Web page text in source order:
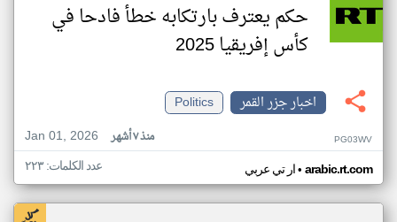
حكم يعترف بارتكابه خطأ فادحا في
كأس إفريقيا 2025
اخبار جزر القمر
Politics
Jan 01, 2026
منذ ٧ أشهر PG03WV
ار تي عربي• arabic.rt.com عدد الكلمات: ٢٢٣